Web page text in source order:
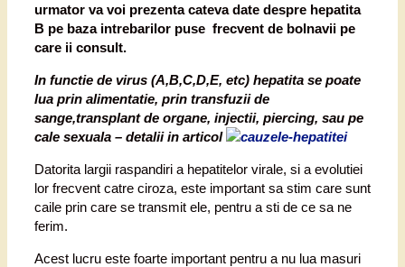
urmator va voi prezenta cateva date despre hepatita
B pe baza intrebarilor puse frecvent de bolnavii pe
care ii consult.
In functie de virus (A,B,C,D,E, etc) hepatita se poate
lua prin alimentatie, prin transfuzii de
sange,transplant de organe, injectii, piercing, sau pe
cale sexuala – detalii in articol
Datorita largii raspandiri a hepatitelor virale, si a evolutiei
lor frecvent catre ciroza, este important sa stim care sunt
caile prin care se transmit ele, pentru a sti de ce sa ne
ferim.
Acest lucru este foarte important pentru a nu lua masuri